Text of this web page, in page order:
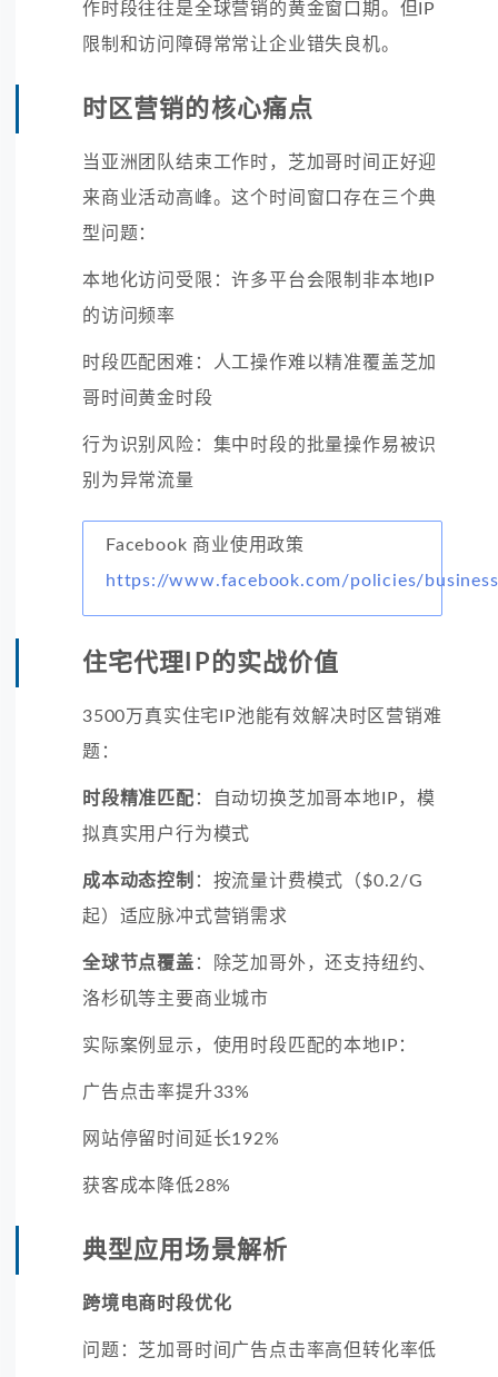
作时段往往是全球营销的黄金窗口期。但IP
限制和访问障碍常常让企业错失良机。
时区营销的核心痛点
当亚洲团队结束工作时，芝加哥时间正好迎
来商业活动高峰。这个时间窗口存在三个典
型问题：
本地化访问受限：许多平台会限制非本地IP
的访问频率
时段匹配困难：人工操作难以精准覆盖芝加
哥时间黄金时段
行为识别风险：集中时段的批量操作易被识
别为异常流量
Facebook 商业使用政策
https://www.facebook.com/policies/
住宅代理IP的实战价值
3500万真实住宅IP池能有效解决时区营销难
题：
时段精准匹配 ：自动切换芝加哥本地IP，模
拟真实用户行为模式
成本动态控制 ：按流量计费模式（$0.2/G
起）适应脉冲式营销需求
全球节点覆盖 ：除芝加哥外，还支持纽约、
洛杉矶等主要商业城市
实际案例显示，使用时段匹配的本地IP：
广告点击率提升33%
网站停留时间延长192%
获客成本降低28%
典型应用场景解析
跨境电商时段优化
问题：芝加哥时间广告点击率高但转化率低